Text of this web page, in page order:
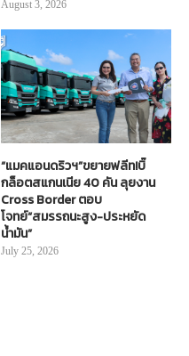
August 3, 2026
“แมคแอนดริวฯ”ขยายฟลีท!บิ๊
กล็อตสแกนเนีย 40 คัน ลุยงาน
Cross Border ตอบ
โจทย์“สมรรถนะสูง-ประหยัด
น้ำมัน”
July 25, 2026